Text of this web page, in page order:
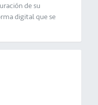
de su
digital que se